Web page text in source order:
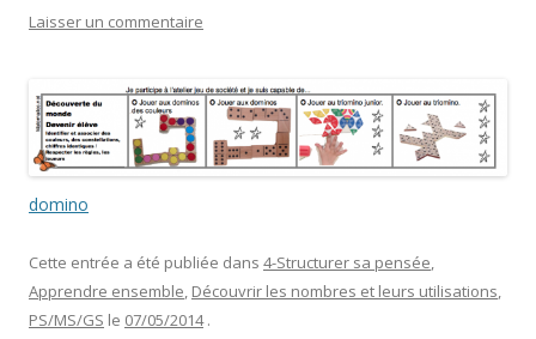
Laisser un commentaire
domino
Cette entrée a été publiée dans 4-Structurer sa pensée,
Apprendre ensemble, Découvrir les nombres et leurs utilisations,
PS/MS/GS le 07/05/2014 .